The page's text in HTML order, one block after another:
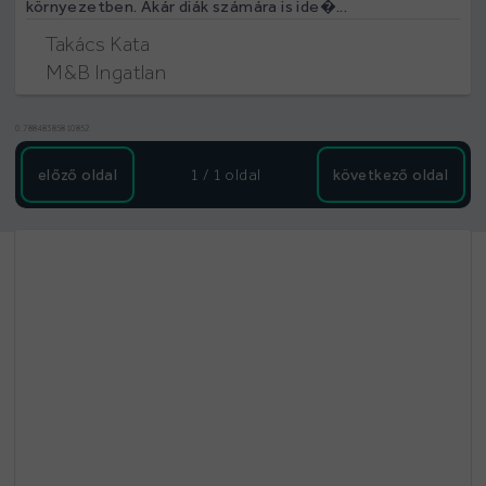
környezetben. Akár diák számára is ide�...
Takács Kata
M&B Ingatlan
0.78848385810852
előző oldal 1 / 1 oldal következő oldal